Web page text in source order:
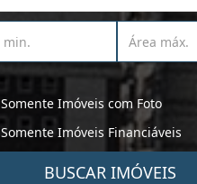
Somente Imóveis com Foto
Somente Imóveis Financiáveis
BUSCAR IMÓVEIS